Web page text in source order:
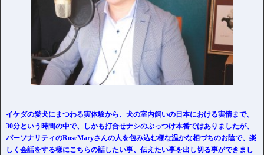
イケダの愛犬にまつわる実体験から、犬の室内飼いの日本における実情まで、
30分という時間の中で、しかも打合せナシのぶっつけ本番ではありましたが、
パーソナリティのRoseMaryさんの人を包み込む様な温かな相づちのお陰で、楽
しく会話をする様にこちらの話したい事、伝えたい事を出し切る事ができまし